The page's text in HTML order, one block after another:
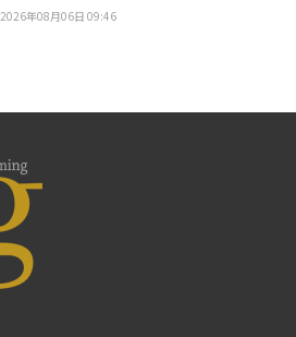
2026年08月06日 09:46